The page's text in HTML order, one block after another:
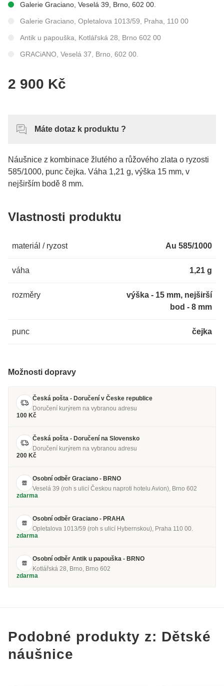
Galerie Graciano, Veselá 39, Brno, 602 00.
Galerie Graciano, Opletalova 1013/59, Praha, 110 00
Antik u papouška, Kotlářská 28, Brno 602 00
GRACiANO, Veselá 37, Brno, 602 00.
2 900 Kč
Máte dotaz k produktu ?
Náušnice z kombinace žlutého a růžového zlata o ryzosti
585/1000, punc čejka. Váha 1,21 g, výška 15 mm, v
nejširším bodě 8 mm.
Vlastnosti produktu
materiál / ryzost Au 585/1000
váha 1,21 g
rozměry
výška - 15 mm, nejširší
bod - 8 mm
punc čejka
Možnosti dopravy
Česká pošta - Doručení v Česke republice
Doručení kurýrem na vybranou adresu
100 Kč
Česká pošta - Doručení na Slovensko
Doručení kurýrem na vybranou adresu
200 Kč
Osobní odběr Graciano - BRNO
Veselá 39 (roh s ulicí Českou naproti hotelu Avion), Brno 602
zdarma
Osobní odběr Graciano - PRAHA
Opletalova 1013/59 (roh s ulicí Hybernskou), Praha 110 00.
zdarma
Osobní odběr Antik u papouška - BRNO
Kotlářská 28, Brno, Brno 602
zdarma
Podobné produkty z: Dětské
náušnice